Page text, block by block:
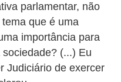
parlamentar, não
que é uma
importância para
(...) Eu
Judiciário de exercer